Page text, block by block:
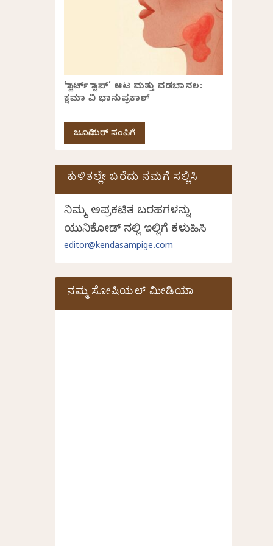
‘ಸ್ಟಾರ್ಟ್ ಸ್ಟಾಪ್’ ಆಟ ಮತ್ತು ವಡಬಾನಲ:
ಕ್ಷಮಾ ವಿ ಭಾನುಪ್ರಕಾಶ್
ಜೂನಿಯರ್ ಸಂಪಿಗೆ
ಕುಳಿತಲ್ಲೇ ಬರೆದು ನಮಗೆ ಸಲ್ಲಿಸಿ
ನಿಮ್ಮ ಅಪ್ರಕಟಿತ ಬರಹಗಳನ್ನು
ಯುನಿಕೋಡ್ ನಲ್ಲಿ ಇಲ್ಲಿಗೆ ಕಳುಹಿಸಿ
editor@kendasampige.com
ನಮ್ಮ ಸೋಷಿಯಲ್‌ ಮೀಡಿಯಾ